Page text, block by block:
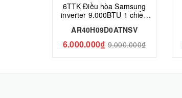
6TTK Điều hòa Samsung
inverter 9.000BTU 1 chiều
AR40H09D0ATNSV
6.000.000₫ 9.000.000₫